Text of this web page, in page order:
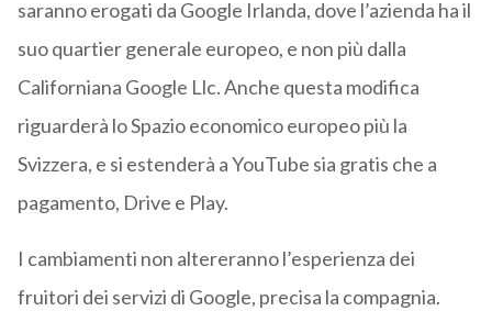
saranno erogati da Google Irlanda, dove l’azienda ha il
suo quartier generale europeo, e non più dalla
Californiana Google Llc. Anche questa modifica
riguarderà lo Spazio economico europeo più la
Svizzera, e si estenderà a YouTube sia gratis che a
pagamento, Drive e Play.
I cambiamenti non altereranno l’esperienza dei
fruitori dei servizi di Google, precisa la compagnia.